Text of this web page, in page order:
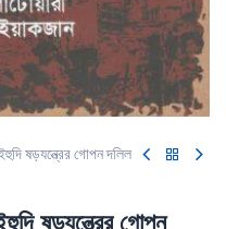
ষড়যন্ত্রের গোপন দলিল